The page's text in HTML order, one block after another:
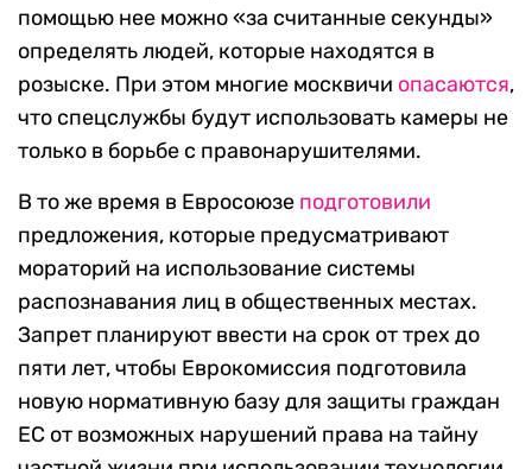
помощью нее можно «за считанные секунды»
определять людей, которые находятся в
розыске. При этом многие москвичи опасаются,
что спецслужбы будут использовать камеры не
только в борьбе с правонарушителями.
В то же время в Евросоюзе подготовили
предложения, которые предусматривают
мораторий на использование системы
распознавания лиц в общественных местах.
Запрет планируют ввести на срок от трех до
пяти лет, чтобы Еврокомиссия подготовила
новую нормативную базу для защиты граждан
ЕС от возможных нарушений права на тайну